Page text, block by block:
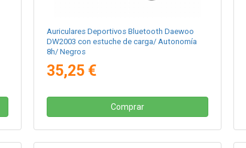
Auriculares Deportivos Bluetooth Daewoo
DW2003 con estuche de carga/ Autonomía
8h/ Negros
35,25 €
Comprar